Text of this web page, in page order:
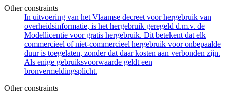
Other constraints
In uitvoering van het Vlaamse decreet voor hergebruik van
overheidsinformatie, is het hergebruik geregeld d.m.v. de
Modellicentie voor gratis hergebruik. Dit betekent dat elk
commercieel of niet-commercieel hergebruik voor onbepaalde
duur is toegelaten, zonder dat daar kosten aan verbonden zijn.
Als enige gebruiksvoorwaarde geldt een
bronvermeldingsplicht.
Other constraints